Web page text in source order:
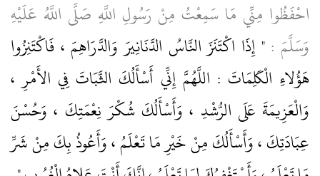
احْفَظُوا مِنِّي مَا سَمِعْتُ مِنْ رَسُولِ اللَّهِ صَلَّى اللَّهُ عَلَيْهِ
وَسَلَّمَ : " إِذَا اكْتَنَزَ النَّاسُ الدَّنَانِيرَ وَالدَّرَاهِمَ ، فَاكْتَنِزُوا
هَؤُلاءِ الْكَلِمَاتَ : اللَّهُمَّ إِنِّي أَسْأَلُكَ الثَّبَاتَ فِي الأَمْرِ ،
وَالْعَزِيمَةَ عَلَى الرُّشْدِ ، وَأَسْأَلُكَ شُكْرَ نِعْمَتِكَ ، وَحُسْنَ
عِبَادَتِكَ ، وَأَسْأَلُكَ مِنْ خَيْرِ مَا تَعْلَمُ ، وَأَعُوذُ بِكَ مِنْ شَرِّ